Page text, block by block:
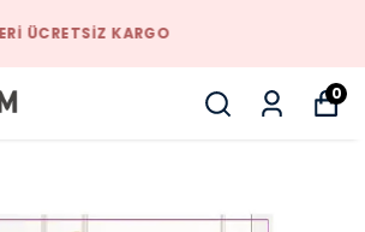
BIZIMLE YAKALAYACAKSINIZ
0